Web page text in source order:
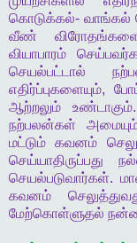
கொடுக்கல்- வாங்கல்
வீண்
வியாபாரம்
செயல்பட்டால்
எதிர்ப்புகளையும்,
ஆற்றலும்
உண்டாகும்
நற்பலன்கள்
மட்டும்
கவனம்
செய்யாதிருப்பது
செயல்படுவார்கள்.
கவனம்
மேற்கொள்ளுதல்